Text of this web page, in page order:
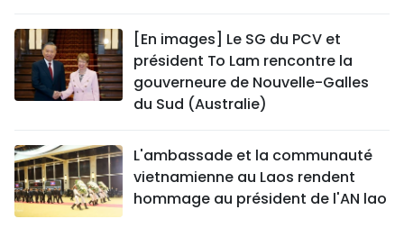
[En images] Le SG du PCV et
président To Lam rencontre la
gouverneure de Nouvelle-Galles
du Sud (Australie)
L'ambassade et la communauté
vietnamienne au Laos rendent
hommage au président de l'AN lao